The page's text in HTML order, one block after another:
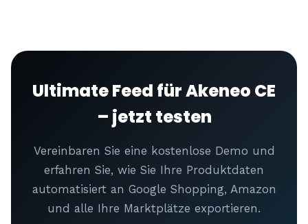
Ultimate Feed für Akeneo CE
– jetzt testen
Vereinbaren Sie eine kostenlose Demo und
erfahren Sie, wie Sie Ihre Produktdaten
automatisiert an Google Shopping, Amazon
und alle Ihre Marktplätze exportieren.